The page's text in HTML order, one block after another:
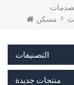
مسكن
التصنيفات
منتجات جديدة